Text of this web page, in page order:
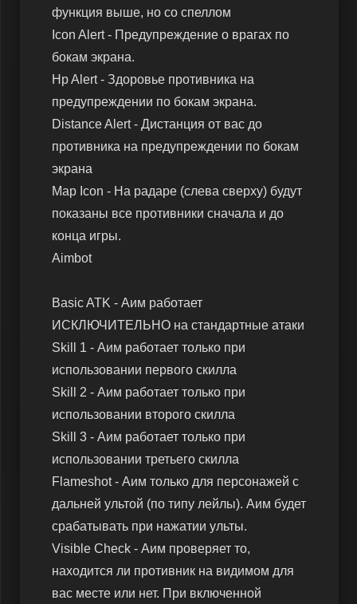
функция выше, но со спеллом
Icon Alert - Предупреждение о врагах по
бокам экрана.
Hp Alert - Здоровье противника на
предупреждении по бокам экрана.
Distance Alert - Дистанция от вас до
противника на предупреждении по бокам
экрана
Map Icon - На радаре (слева сверху) будут
показаны все противники сначала и до
конца игры.
Aimbot
Basic ATK - Аим работает
ИСКЛЮЧИТЕЛЬНО на стандартные атаки
Skill 1 - Аим работает только при
использовании первого скилла
Skill 2 - Аим работает только при
использовании второго скилла
Skill 3 - Аим работает только при
использовании третьего скилла
Flameshot - Аим только для персонажей с
дальней ультой (по типу лейлы). Аим будет
срабатывать при нажатии ульты.
Visible Check - Аим проверяет то,
находится ли противник на видимом для
вас месте или нет. При включенной